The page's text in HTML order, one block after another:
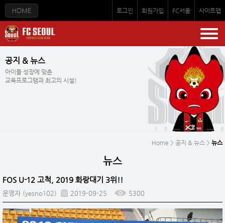
로그인 회원가입 FC서울 사이트맵
공지 & 뉴스
아이들 성장에 맞춘
교육프로그램과 최고의 시설!
Home > 공지 & 뉴스 > 뉴스
뉴스
FOS U-12 고척, 2019 화랑대기 3위!!
운영자 (yesno102) 2019-09-25 5300